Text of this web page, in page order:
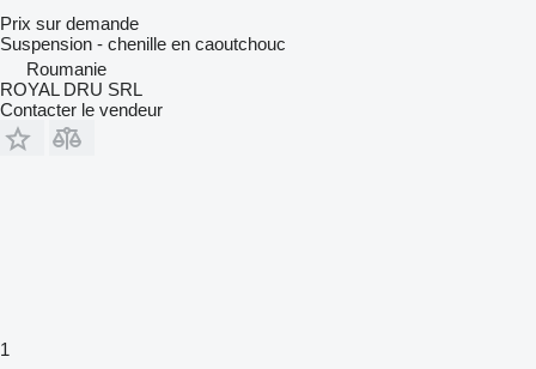
Prix sur demande
Suspension - chenille en caoutchouc
Roumanie
ROYAL DRU SRL
Contacter le vendeur
1